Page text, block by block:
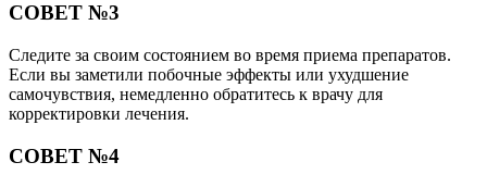
СОВЕТ №3
Следите за своим состоянием во время приема препаратов.
Если вы заметили побочные эффекты или ухудшение
самочувствия, немедленно обратитесь к врачу для
корректировки лечения.
СОВЕТ №4